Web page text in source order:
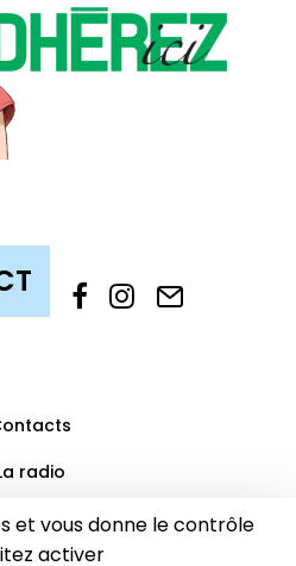
et vous donne le contrôle
activer
radio
légales